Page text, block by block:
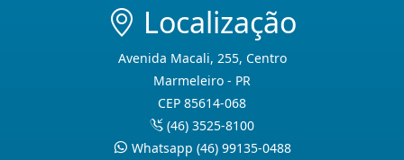
Localização
Avenida Macali, 255, Centro
Marmeleiro - PR
CEP 85614-068
(46) 3525-8100
Whatsapp (46) 99135-0488